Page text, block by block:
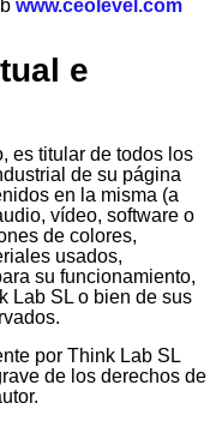
www.ceolevel.com
e
es titular de todos los
de su página
en la misma (a
vídeo, software o
de colores,
usados,
su funcionamiento,
Lab SL o bien de sus
por Think Lab SL
de los derechos de